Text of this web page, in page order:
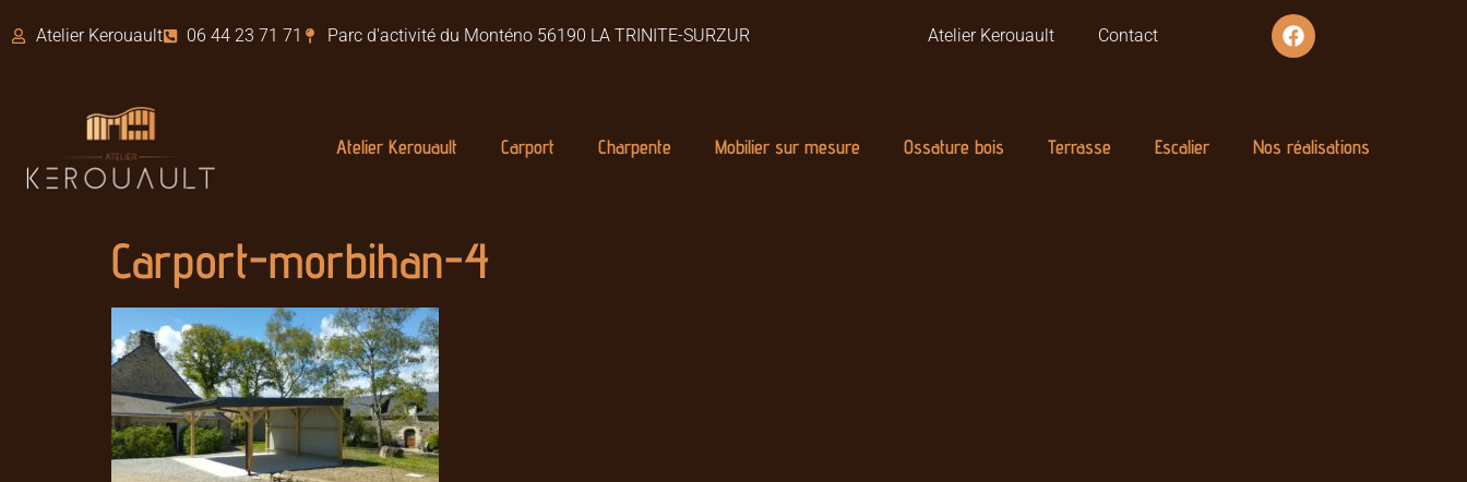
Atelier Kerouault 06 44 23 71 71 Parc d'activité du Monténo 56190 LA TRINITE-SURZUR Atelier Kerouault Contact
Atelier Kerouault Carport Charpente Mobilier sur mesure Ossature bois Terrasse Escalier Nos réalisations
Carport-morbihan-4